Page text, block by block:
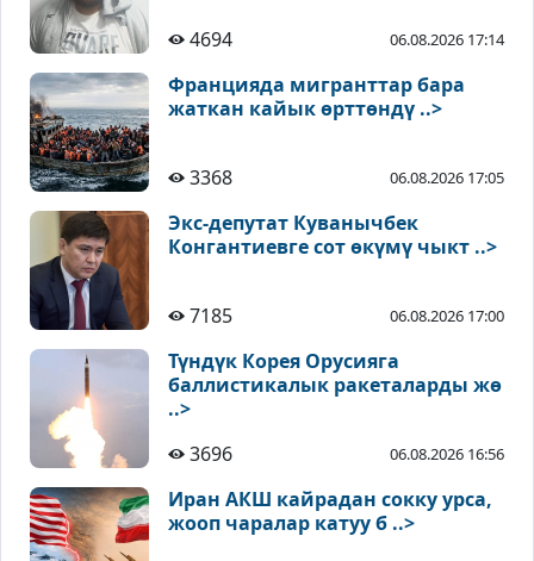
4694 06.08.2026 17:14
Францияда мигранттар бара
жаткан кайык өрттөндү ..>
3368 06.08.2026 17:05
Экс-депутат Куванычбек
Конгантиевге сот өкүмү чыкт ..>
7185 06.08.2026 17:00
Түндүк Корея Орусияга
баллистикалык ракеталарды жө
..>
3696
06.08.2026 16:56
Иран АКШ кайрадан сокку урса,
жооп чаралар катуу б ..>